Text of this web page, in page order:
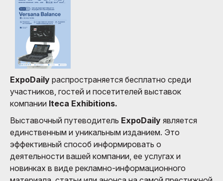
ExpoDaily распространяется бесплатно среди
участников, гостей и посетителей выставок
компании Iteca Exhibitions.
Выставочный путеводитель ExpoDaily является
единственным и уникальным изданием. Это
эффективный способ информировать о
деятельности вашей компании, ее услугах и
новинках в виде рекламно-информационного